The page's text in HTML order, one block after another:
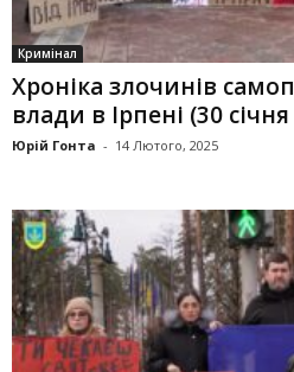
Кримінал
Хроніка злочинів
влади в Ірпені (30
Юрій Гонта - 14 Лютого, 2025